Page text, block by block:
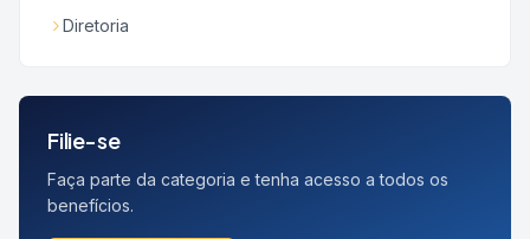
Diretoria
Filie-se
Faça parte da categoria e tenha acesso a todos os
benefícios.